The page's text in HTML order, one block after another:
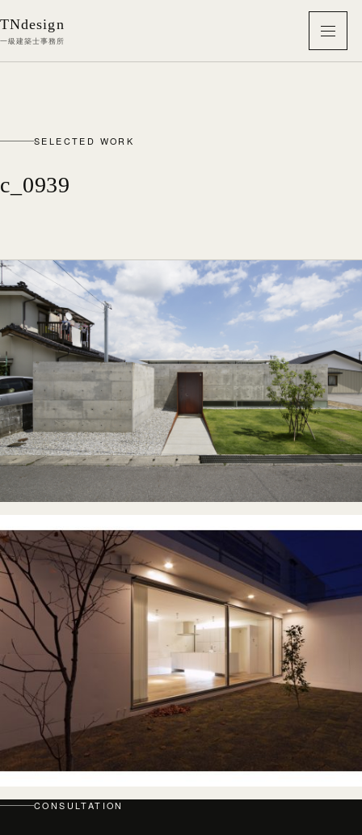
TNdesign
一級建築士事務所
PHILOSOPHY・PROCESS
ARCHITECT
メニ
SELECTED WORK
c_0939
CONSULTATION